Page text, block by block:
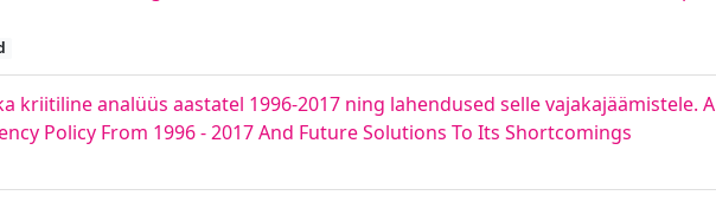
analüüs aastatel 1996-2017 ning lahendused selle vajakajäämistele. A
Policy From 1996 - 2017 And Future Solutions To Its Shortcomings